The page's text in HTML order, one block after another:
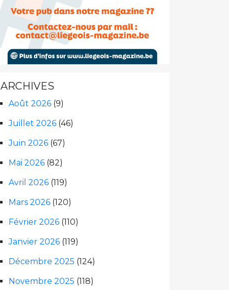
ARCHIVES
Août 2026 (9)
Juillet 2026 (46)
Juin 2026 (67)
Mai 2026 (82)
Avril 2026 (119)
Mars 2026 (120)
Février 2026 (110)
Janvier 2026 (119)
Décembre 2025 (124)
Novembre 2025 (118)